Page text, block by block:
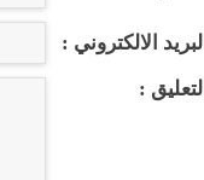
البريد الالكتروني :
التعليق :